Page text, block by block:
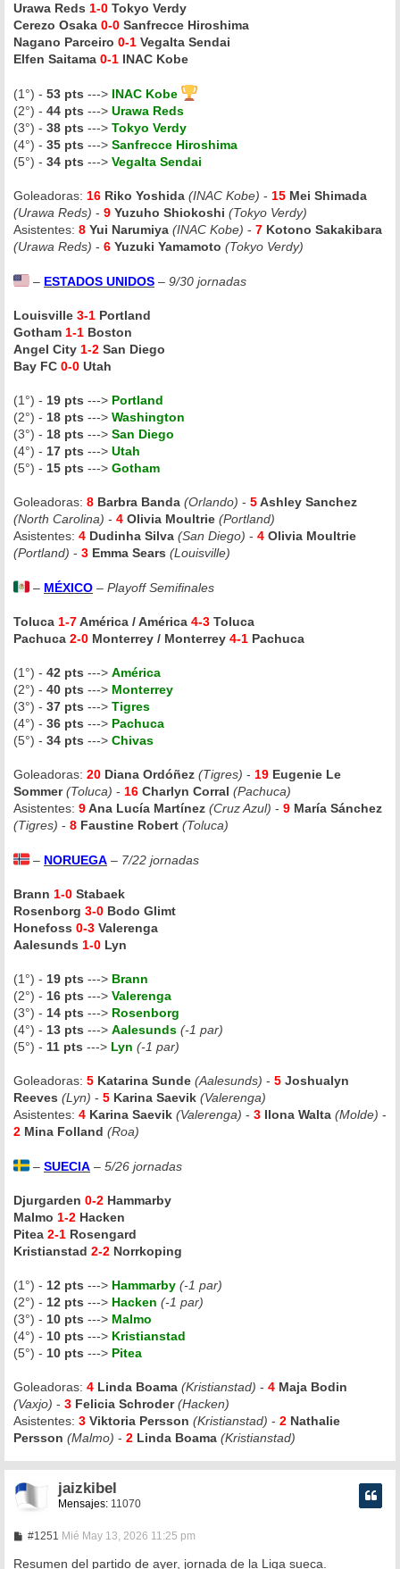
Urawa Reds 1-0 Tokyo Verdy
Cerezo Osaka 0-0 Sanfrecce Hiroshima
Nagano Parceiro 0-1 Vegalta Sendai
Elfen Saitama 0-1 INAC Kobe
(1°) - 53 pts ---> INAC Kobe
(2°) - 44 pts ---> Urawa Reds
(3°) - 38 pts ---> Tokyo Verdy
(4°) - 35 pts ---> Sanfrecce Hiroshima
(5°) - 34 pts ---> Vegalta Sendai
Goleadoras: 16 Riko Yoshida (INAC Kobe) - 15 Mei Shimada
(Urawa Reds) - 9 Yuzuho Shiokoshi (Tokyo Verdy)
Asistentes: 8 Yui Narumiya (INAC Kobe) - 7 Kotono Sakakibara
(Urawa Reds) - 6 Yuzuki Yamamoto (Tokyo Verdy)
– ESTADOS UNIDOS – 9/30 jornadas
Louisville 3-1 Portland
Gotham 1-1 Boston
Angel City 1-2 San Diego
Bay FC 0-0 Utah
(1°) - 19 pts ---> Portland
(2°) - 18 pts ---> Washington
(3°) - 18 pts ---> San Diego
(4°) - 17 pts ---> Utah
(5°) - 15 pts ---> Gotham
Goleadoras: 8 Barbra Banda (Orlando) - 5Ashley Sanchez
(North Carolina) - 4 Olivia Moultrie (Portland)
Asistentes: 4 Dudinha Silva (San Diego) - 4 Olivia Moultrie
(Portland) - 3 Emma Sears (Louisville)
– MÉXICO – Playoff Semifinales
Toluca 1-7América / América 4-3 Toluca
Pachuca 2-0 Monterrey / Monterrey 4-1 Pachuca
(1°) - 42 pts ---> América
(2°) - 40 pts ---> Monterrey
(3°) - 37 pts ---> Tigres
(4°) - 36 pts ---> Pachuca
(5°) - 34 pts ---> Chivas
Goleadoras: 20 Diana Ordóñez (Tigres) - 19 Eugenie Le
Sommer (Toluca) - 16 Charlyn Corral (Pachuca)
Asistentes: 9Ana Lucía Martínez (Cruz Azul) - 9 María Sánchez
(Tigres) - 8 Faustine Robert (Toluca)
– NORUEGA – 7/22 jornadas
Brann 1-0 Stabaek
Rosenborg 3-0 Bodo Glimt
Honefoss 0-3 Valerenga
Aalesunds 1-0 Lyn
(1°) - 19 pts ---> Brann
(2°) - 16 pts ---> Valerenga
(3°) - 14 pts ---> Rosenborg
(4°) - 13 pts ---> Aalesunds (-1 par)
(5°) - 11 pts ---> Lyn (-1 par)
Goleadoras: 5 Katarina Sunde (Aalesunds) - 5 Joshualyn
Reeves (Lyn) - 5 Karina Saevik (Valerenga)
Asistentes: 4 Karina Saevik (Valerenga) - 3 Ilona Walta (Molde) -
2 Mina Folland (Roa)
– SUECIA – 5/26 jornadas
Djurgarden 0-2 Hammarby
Malmo 1-2 Hacken
Pitea 2-1 Rosengard
Kristianstad 2-2 Norrkoping
(1°) - 12 pts ---> Hammarby (-1 par)
(2°) - 12 pts ---> Hacken (-1 par)
(3°) - 10 pts ---> Malmo
(4°) - 10 pts ---> Kristianstad
(5°) - 10 pts ---> Pitea
Goleadoras: 4 Linda Boama (Kristianstad) - 4 Maja Bodin
(Vaxjo) - 3 Felicia Schroder (Hacken)
Asistentes: 3 Viktoria Persson (Kristianstad) - 2 Nathalie
Persson (Malmo) - 2 Linda Boama (Kristianstad)
jaizkibel
Mensajes: 11070
#1251 M
n
Mié May 13, 2026 11:25 pm
Resumen del partido de ayer, jornada de la Liga sueca.